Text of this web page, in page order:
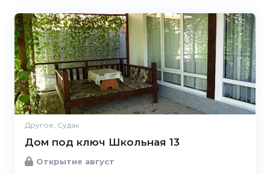
Другое, Судак
Дом под ключ Школьная 13
Открытие август